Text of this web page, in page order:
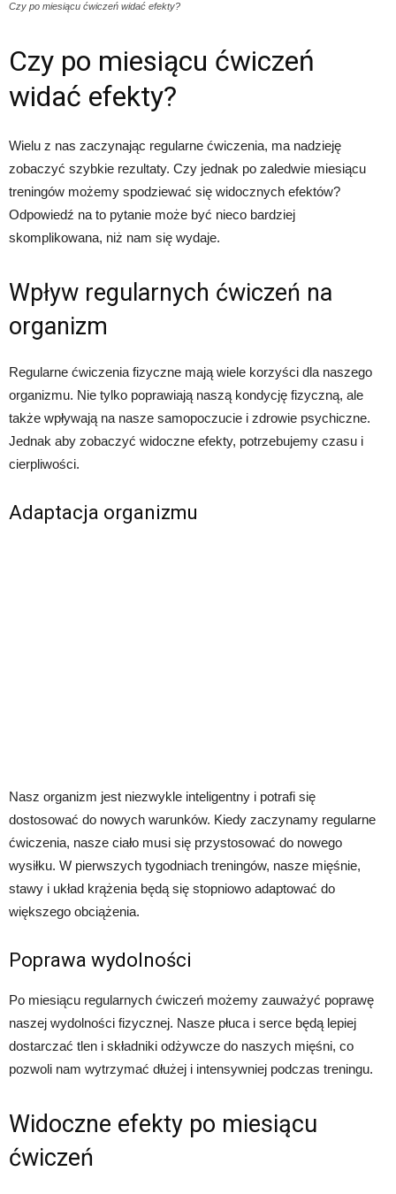
Czy po miesiącu ćwiczeń widać efekty?
Czy po miesiącu ćwiczeń
widać efekty?
Wielu z nas zaczynając regularne ćwiczenia, ma nadzieję
zobaczyć szybkie rezultaty. Czy jednak po zaledwie miesiącu
treningów możemy spodziewać się widocznych efektów?
Odpowiedź na to pytanie może być nieco bardziej
skomplikowana, niż nam się wydaje.
Wpływ regularnych ćwiczeń na
organizm
Regularne ćwiczenia fizyczne mają wiele korzyści dla naszego
organizmu. Nie tylko poprawiają naszą kondycję fizyczną, ale
także wpływają na nasze samopoczucie i zdrowie psychiczne.
Jednak aby zobaczyć widoczne efekty, potrzebujemy czasu i
cierpliwości.
Adaptacja organizmu
Nasz organizm jest niezwykle inteligentny i potrafi się
dostosować do nowych warunków. Kiedy zaczynamy regularne
ćwiczenia, nasze ciało musi się przystosować do nowego
wysiłku. W pierwszych tygodniach treningów, nasze mięśnie,
stawy i układ krążenia będą się stopniowo adaptować do
większego obciążenia.
Poprawa wydolności
Po miesiącu regularnych ćwiczeń możemy zauważyć poprawę
naszej wydolności fizycznej. Nasze płuca i serce będą lepiej
dostarczać tlen i składniki odżywcze do naszych mięśni, co
pozwoli nam wytrzymać dłużej i intensywniej podczas treningu.
Widoczne efekty po miesiącu
ćwiczeń